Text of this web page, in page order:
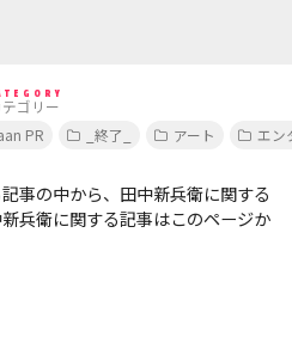
ゴリー
PR _終了_ アート エン
事の中から、田中新兵衛に関する
兵衛に関する記事はこのページか